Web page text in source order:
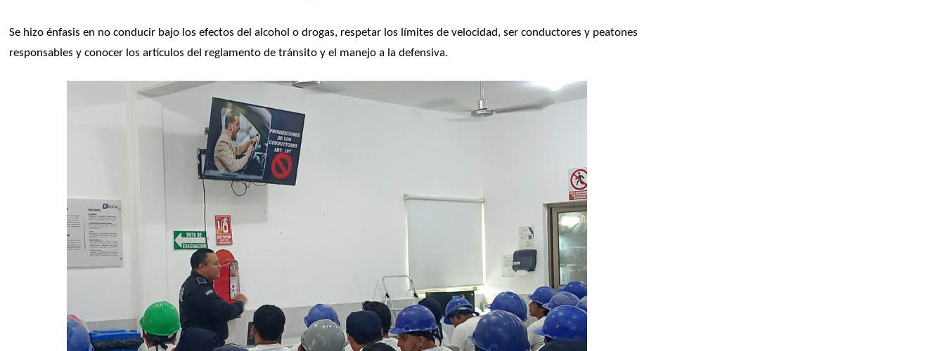
Se hizo énfasis en no conducir bajo los efectos del alcohol o drogas, respetar los límites de velocidad, ser conductores y peatones
responsables y conocer los artículos del reglamento de tránsito y el manejo a la defensiva.